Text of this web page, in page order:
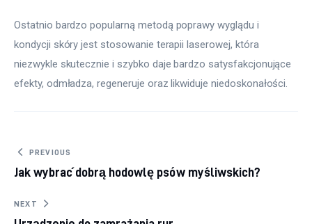
Ostatnio bardzo popularną metodą poprawy wyglądu i
kondycji skóry jest stosowanie terapii laserowej, która
niezwykle skutecznie i szybko daje bardzo satysfakcjonujące
efekty, odmładza, regeneruje oraz likwiduje niedoskonałości.
Nawigacja wpisu
PREVIOUS
Jak wybrać dobrą hodowlę psów myśliwskich?
NEXT